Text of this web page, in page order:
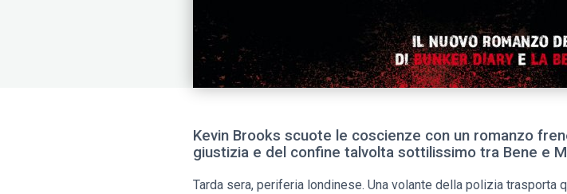
Kevin Brooks scuote le coscienze con un romanzo
giustizia e del confine talvolta sottilissimo tra Bene e
Tarda sera, periferia londinese. Una volante della polizia trasporta